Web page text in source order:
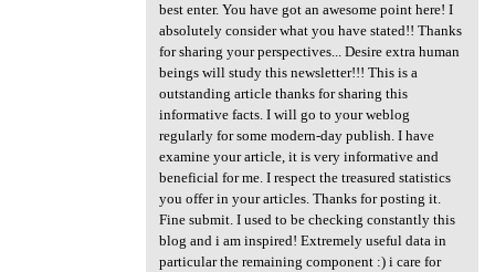
best enter. You have got an awesome point here! I
absolutely consider what you have stated!! Thanks
for sharing your perspectives... Desire extra human
beings will study this newsletter!!! This is a
outstanding article thanks for sharing this
informative facts. I will go to your weblog
regularly for some modern-day publish. I have
examine your article, it is very informative and
beneficial for me. I respect the treasured statistics
you offer in your articles. Thanks for posting it.
Fine submit. I used to be checking constantly this
blog and i am inspired! Extremely useful data in
particular the remaining component :) i care for